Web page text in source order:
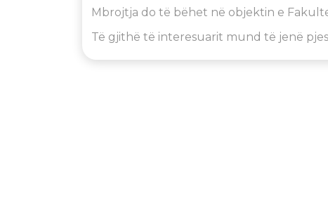
Mbrojtja do të bëhet në objektin e
Të gjithë të interesuarit mund të jenë